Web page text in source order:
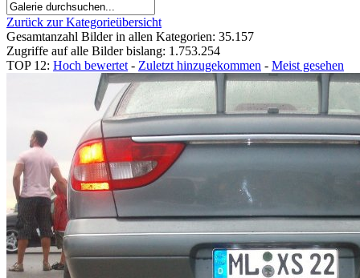
Zurück zur Kategorieübersicht
Gesamtanzahl Bilder in allen Kategorien: 35.157
Zugriffe auf alle Bilder bislang: 1.753.254
TOP 12: Hoch bewertet - Zuletzt hinzugekommen - Meist gesehen